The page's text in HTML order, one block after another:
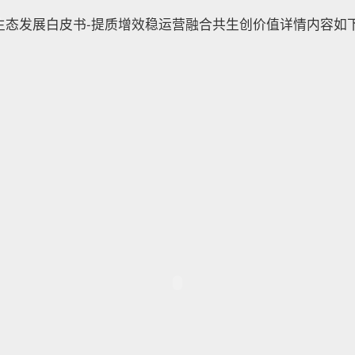
态发展白皮书-提质增效稳运营融合共生创价值详情内容如